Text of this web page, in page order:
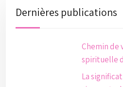
Dernières publications
Chemin de
spirituelle
La